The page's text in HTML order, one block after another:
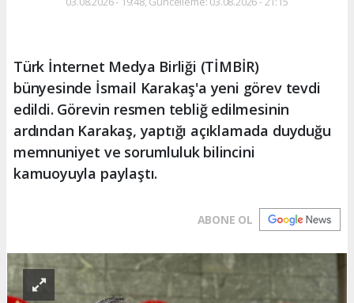
Türk İnternet Medya Birliği (TİMBİR)
bünyesinde İsmail Karakaş'a yeni görev tevdi
edildi. Görevin resmen tebliğ edilmesinin
ardından Karakaş, yaptığı açıklamada duyduğu
memnuniyet ve sorumluluk bilincini
kamuoyuyla paylaştı.
ABONE OL